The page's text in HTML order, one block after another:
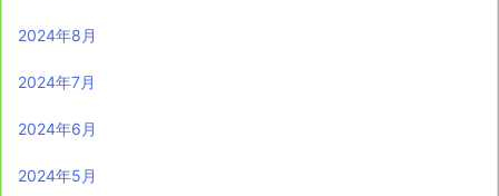
2024年8月
2024年7月
2024年6月
2024年5月